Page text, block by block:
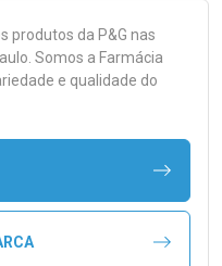
produtos da P&G nas
Somos a Farmácia
e qualidade do